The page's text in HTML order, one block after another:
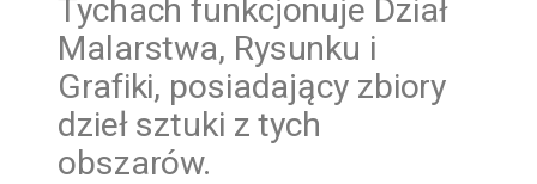
Tychach funkcjonuje Dział
Malarstwa, Rysunku i
Grafiki, posiadający zbiory
dzieł sztuki z tych
obszarów.